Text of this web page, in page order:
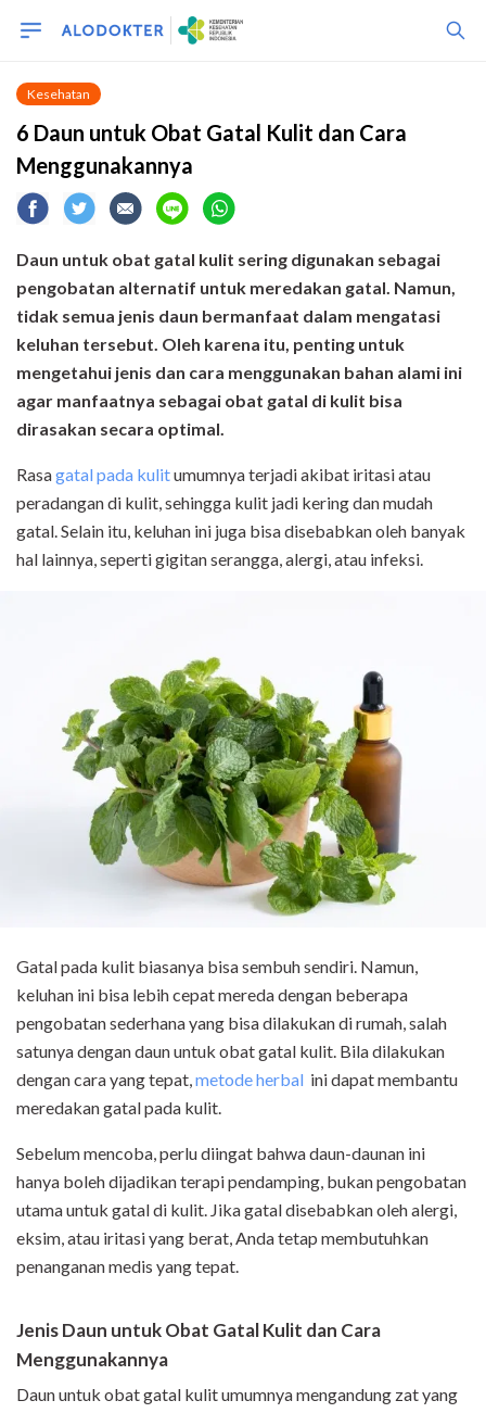
Kesehatan
6 Daun untuk Obat Gatal Kulit dan Cara
Menggunakannya
Daun untuk obat gatal kulit sering digunakan sebagai
pengobatan alternatif untuk meredakan gatal. Namun,
tidak semua jenis daun bermanfaat dalam mengatasi
keluhan tersebut. Oleh karena itu, penting untuk
mengetahui jenis dan cara menggunakan bahan alami ini
agar manfaatnya sebagai obat gatal di kulit bisa
dirasakan secara optimal.
Rasagatal pada kulitumumnya terjadi akibat iritasi atau
peradangan di kulit, sehingga kulit jadi kering dan mudah
gatal. Selain itu, keluhan ini juga bisa disebabkan oleh banyak
hal lainnya, seperti gigitan serangga, alergi, atau infeksi.
Gatal pada kulit biasanya bisa sembuh sendiri. Namun,
keluhan ini bisa lebih cepat mereda dengan beberapa
pengobatan sederhana yang bisa dilakukan di rumah, salah
satunya dengan daun untuk obat gatal kulit. Bila dilakukan
dengan cara yang tepat, metode herbal ini dapat membantu
meredakan gatal pada kulit
Sebelum mencoba, perlu diingat bahwa daun-daunan ini
hanya boleh dijadikan terapi pendamping, bukan pengobatan
utama untuk gatal di kulit. Jika gatal disebabkan oleh alergi,
eksim, atau iritasi yang berat, Anda tetap membutuhkan
penanganan medis yang tepat.
Jenis Daun untuk Obat Gatal Kulit dan Cara
Menggunakannya
Daun untuk obat gatal kulit umumnya mengandung zat yang